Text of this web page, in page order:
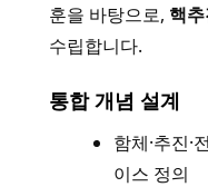
훈을 바탕으로, 핵
수립합니다.
통합 개념 설계
함체·추진·
이스 정의